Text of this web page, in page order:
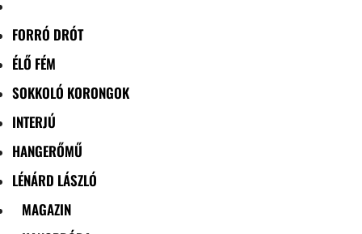
FORRÓ DRÓT
ÉLŐ FÉM
SOKKOLÓ KORONGOK
INTERJÚ
HANGERŐMŰ
LÉNÁRD LÁSZLÓ
MAGAZIN